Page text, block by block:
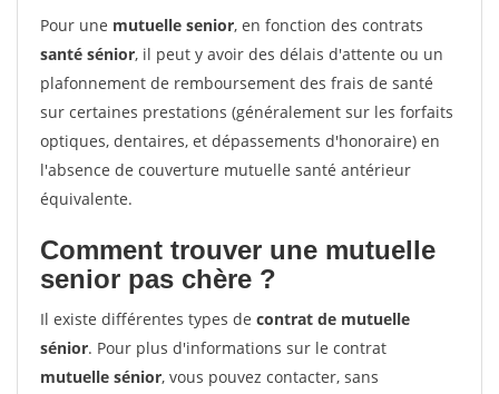
Pour une mutuelle senior, en fonction des contrats
santé sénior, il peut y avoir des délais d'attente ou un
plafonnement de remboursement des frais de santé
sur certaines prestations (généralement sur les forfaits
optiques, dentaires, et dépassements d'honoraire) en
l'absence de couverture mutuelle santé antérieur
équivalente.
Comment trouver une mutuelle
senior pas chère ?
Il existe différentes types de contrat de mutuelle
sénior. Pour plus d'informations sur le contrat
mutuelle sénior, vous pouvez contacter, sans